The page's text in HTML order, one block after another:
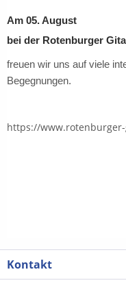
Am 05. August
bei der Rotenburger
freuen wir uns auf viele
Begegnungen.
https://
Kontakt